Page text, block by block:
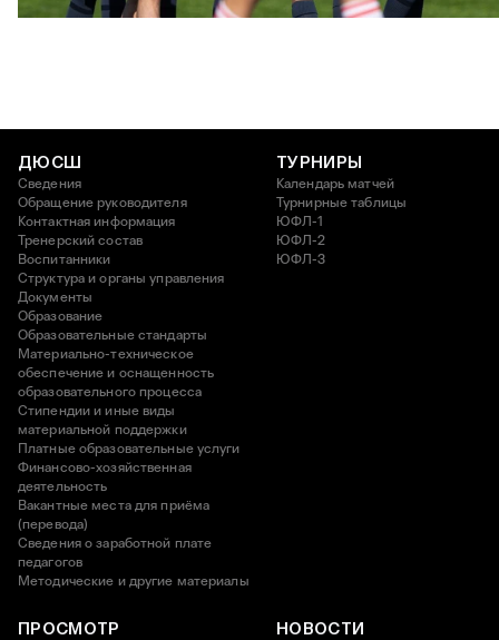
3 АВГУСТА 2026 14:15
ДЮСШ
Сведения
Обращение руководителя
Контактная информация
Тренерский состав
Воспитанники
Структура и органы управления
Документы
Образование
Образовательные стандарты
Материально-техническое
обеспечение и оснащенность
образовательного процесса
Стипендии и иные виды
материальной поддержки
Платные образовательные услуги
Финансово-хозяйственная
деятельность
Вакантные места для приёма
(перевода)
Сведения о заработной плате
педагогов
Методические и другие материалы
ТУРНИРЫ
Календарь матчей
Турнирные таблицы
ЮФЛ-1
ЮФЛ-2
ЮФЛ-3
ПРОСМОТР НОВОСТИ